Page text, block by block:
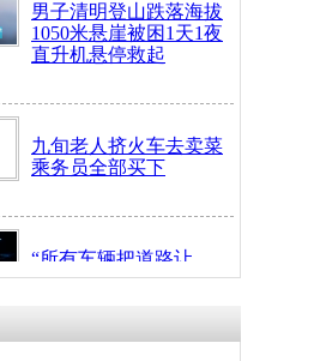
男子清明登山跌落海拔
1050米悬崖被困1天1夜
直升机悬停救起
九旬老人挤火车去卖菜
乘务员全部买下
“所有车辆把道路让
开！”儿童突发疾病交